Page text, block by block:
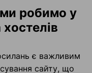
робимо у
хостелів
є важливим
сайту, що